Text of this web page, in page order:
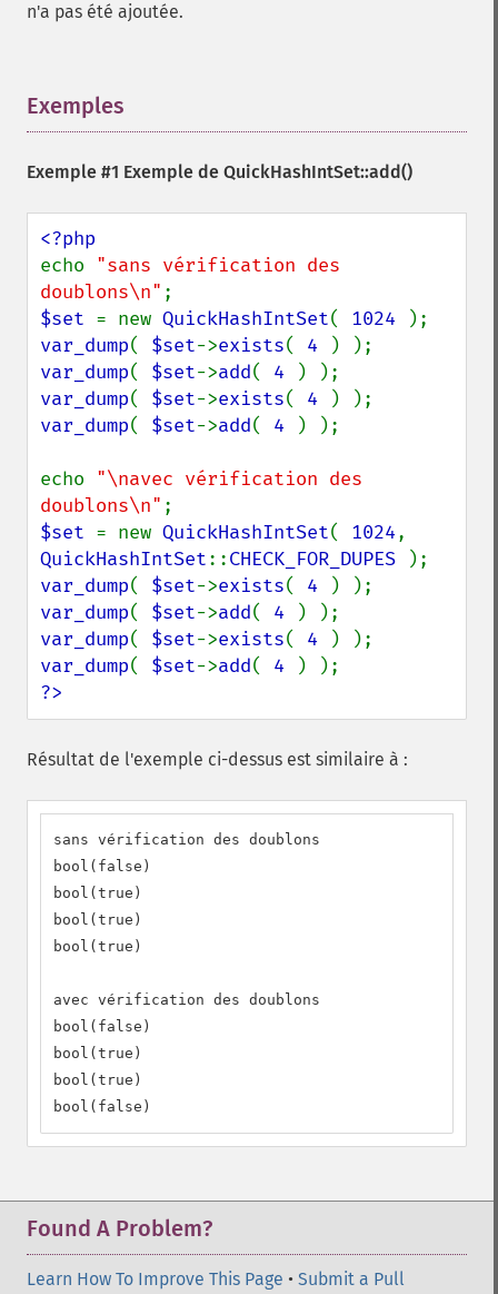
n'a pas été ajoutée.
Exemples
Exemple #1 Exemple de QuickHashIntSet::add()
echo "sans vérification des
doublons\n"
$set = new QuickHashIntSet( 1024
var_dump( $set->exists( 4
var_dump( $set->add( 4
var_dump( $set->exists( 4
var_dump( $set->add( 4 ) );
echo "\navec vérification des
doublons\n"
$set = new QuickHashIntSet( 1024
QuickHashIntSet::CHECK_FOR_DUPES
var_dump( $set->exists( 4
var_dump( $set->add( 4
var_dump( $set->exists( 4
var_dump( $set->add( 4
?>
Résultat de l'exemple ci-dessus est similaire à :
sans vérification des doublons
bool(false)
bool(true)
bool(true)
bool(true)
avec vérification des doublons
bool(false)
bool(true)
bool(true)
bool(false)
Found A Problem?
Learn How To Improve This Page • Submit a Pull